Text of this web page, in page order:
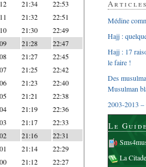
21:34 22:53
21:32 22:51
21:30 22:49
21:28 22:47
21:27 22:45
21:25 22:42
21:23 22:40
21:21 22:38
21:19 22:36
21:17 22:33
21:16 22:31
21:14 22:29
21:12 22:27
Médine
Hajj :
Hajj : 17
le faire !
Des
Musulman
2003-2013 –
Le
La